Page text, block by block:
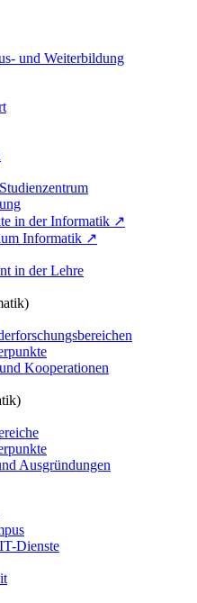
und Weiterbildung
in der Informatik ↗
Informatik ↗
in der Lehre
Kooperationen
Ausgründungen
Dienste